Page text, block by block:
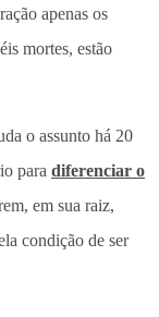
apenas os
mortes, estão
o assunto há 20
para diferenciar o
em sua raiz,
condição de ser